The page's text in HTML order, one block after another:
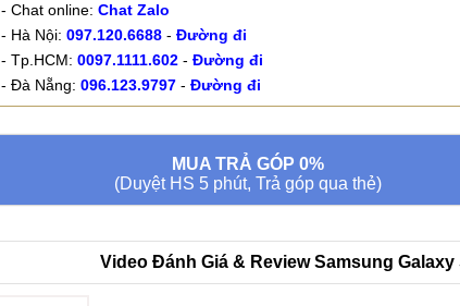
- Chat online: Chat Zalo
- Hà Nội: 097.120.6688 - Đường đi
- Tp.HCM: 0097.1111.602 - Đường đi
- Đà Nẵng: 096.123.9797 - Đường đi
MUA TRẢ GÓP 0%
(Duyệt HS 5 phút, Trả góp qua thẻ)
Video Đánh Giá & Review Samsung Galaxy